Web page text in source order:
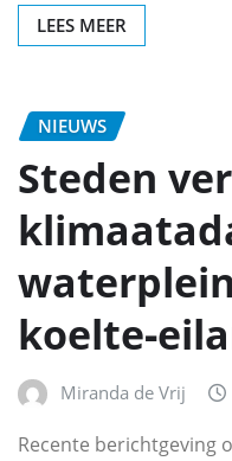
LEES MEER
NIEUWS
Steden
Miranda de Vrij
Recente berichtgeving